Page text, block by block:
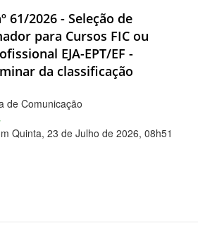
61/2026 - Seleção de
para Cursos FIC ou
EJA-EPT/EF -
da classificação
de Comunicação
Quinta, 23 de Julho de 2026, 08h51